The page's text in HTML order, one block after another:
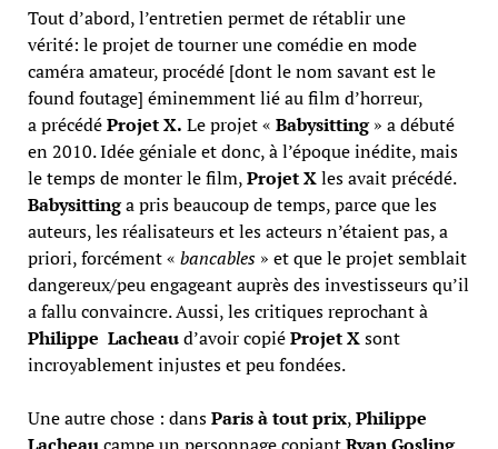
Tout d’abord, l’entretien permet de rétablir une
vérité: le projet de tourner une comédie en mode
caméra amateur, procédé [dont le nom savant est le
found foutage] éminemment lié au film d’horreur,
a précédéProjet X. Le projet « Babysitting» a débuté
en 2010. Idée géniale et donc, à l’époque inédite, mais
le temps de monter le film,Projet Xles avait précédé.
Babysittinga pris beaucoup de temps, parce que les
auteurs, les réalisateurs et les acteurs n’étaient pas, a
priori, forcément « bancables» et que le projet semblait
dangereux/peu engageant auprès des investisseurs qu’il
a fallu convaincre. Aussi, les critiques reprochant à
Philippe Lacheaud’avoir copiéProjet Xsont
incroyablement injustes et peu fondées.
Une autre chose : dansParis à tout prix,Philippe